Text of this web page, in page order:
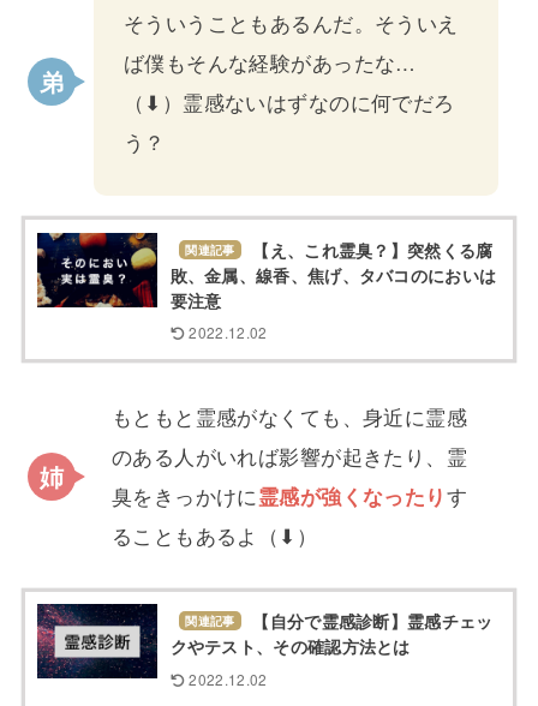
そういうこともあるんだ。そういえ
ば僕もそんな経験があったな…
（⬇︎）霊感ないはずなのに何でだろ
う？
関連記事
【え、これ霊臭？】突然くる腐
敗、金属、線香、焦げ、タバコのにおいは
要注意
2022.12.02
もともと霊感がなくても、身近に霊感
のある人がいれば影響が起きたり、霊
臭をきっかけに霊感が強くなったりす
ることもあるよ（⬇︎）
関連記事
【自分で霊感診断】霊感チェッ
クやテスト、その確認方法とは
2022.12.02